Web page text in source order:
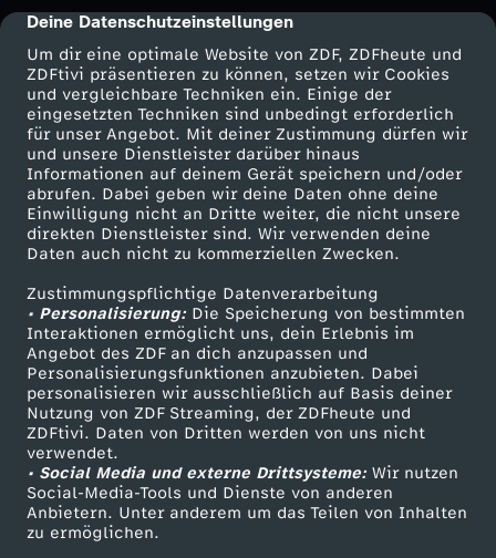
cmp-dialog-description
Deine Datenschutzeinstellungen
Um dir eine optimale Website von ZDF, ZDFheute und
ZDFtivi präsentieren zu können, setzen wir Cookies
und vergleichbare Techniken ein. Einige der
eingesetzten Techniken sind unbedingt erforderlich
für unser Angebot. Mit deiner Zustimmung dürfen wir
und unsere Dienstleister darüber hinaus
Informationen auf deinem Gerät speichern und/oder
abrufen. Dabei geben wir deine Daten ohne deine
Einwilligung nicht an Dritte weiter, die nicht unsere
direkten Dienstleister sind. Wir verwenden deine
Daten auch nicht zu kommerziellen Zwecken.
Zustimmungspflichtige Datenverarbeitung
• Personalisierung:Die Speicherung von bestimmten
Interaktionen ermöglicht uns, dein Erlebnis im
Angebot des ZDF an dich anzupassen und
Personalisierungsfunktionen anzubieten. Dabei
personalisieren wir ausschließlich auf Basis deiner
Nutzung von ZDF Streaming, der ZDFheute und
ZDFtivi. Daten von Dritten werden von uns nicht
verwendet.
• Social Media und externe Drittsysteme:Wir nutzen
Social-Media-Tools und Dienste von anderen
Anbietern. Unter anderem um das Teilen von Inhalten
zu ermöglichen.
i
e
r
d
e
r
h
e
i
ß
Mehr ZDF
ZDF-Apps
Smart TV
ZDFtext
Livestreams
Sendungen A-Z
TV-Programm
Service
ZDFmitreden
Kontakt zum ZDF
Tickets
Zuschauerservice
Hilfe
ZDF Unternehmen
Karriere